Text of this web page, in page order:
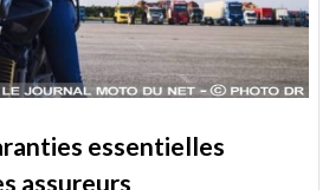
essentielles
assureurs